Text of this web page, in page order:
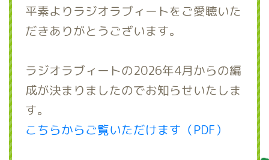
平素よりラジオラブィートをご愛聴いた
だきありがとうございます。
ラジオラブィートの2026年4月からの編
成が決まりましたのでお知らせいたしま
す。
こちらからご覧いただけます（PDF）